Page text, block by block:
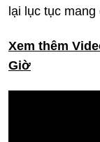
lại lục tục
Xem thêm
Giờ